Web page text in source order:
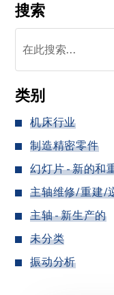
搜索
类别
机床行业
制造精密零件
幻灯片 - 新的和
主轴维修/重建/
主轴 - 新生产的
未分类
振动分析